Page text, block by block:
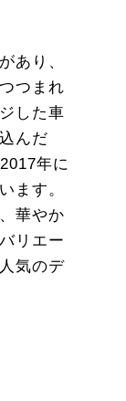
あり、
つまれ
した車
んだ
年に
ます。
華やか
リエー
気のデ